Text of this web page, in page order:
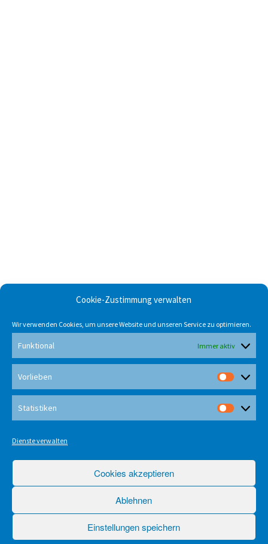
Cookie-Zustimmung verwalten
Wir verwenden Cookies, um unsere Website und unseren Service zu optimieren.
Funktional Immer aktiv
Vorlieben
Statistiken
Dienste verwalten
Cookies akzeptieren
Ablehnen
Einstellungen speichern